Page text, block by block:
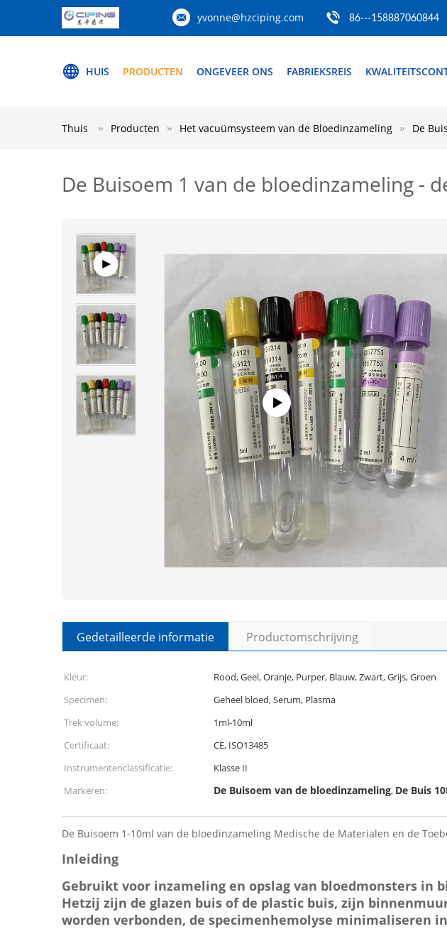
yvonne@hzciping.com 86---158887060844
HUIS PRODUCTEN ONGEVEER ONS FABRIEKSREIS
Thuis Producten Het vacuümsysteem van de Bloedinzameling De
De Buisoem 1 van de bloedinzameling -
Gedetailleerde informatie Productomschrijving
Kleur: Rood, Geel, Oranje, Purper, Blauw, Zwart, Grijs, Groen
Specimen:
Geheel bloed, Serum, Plasma
Trek volume:
1ml-10ml
Certificaat:
CE, ISO13485
Instrumentenclassificatie:
Klasse II
Markeren:
De Buisoem van de bloedinzameling, De Buis
De Buisoem 1-10ml van de bloedinzameling Medische de Materialen en de
Inleiding
Gebruikt voor inzameling en opslag van bloedmonsters in
Hetzij zijn de glazen buis of de plastic buis, zijn
worden verbonden, de specimenhemolyse minimaliseren